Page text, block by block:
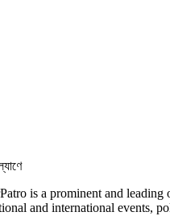
is a prominent and
and international events,